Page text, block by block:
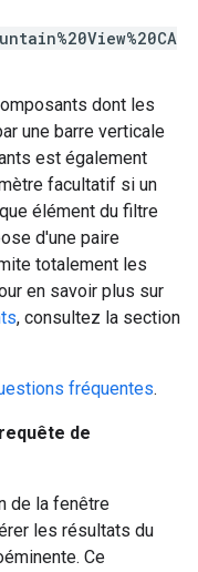
dont les
une barre verticale
est également
facultatif si un
élément du filtre
d'une paire
totalement les
en savoir plus sur
, consultez la section
fréquentes.
de
de la fenêtre
les résultats du
Ce